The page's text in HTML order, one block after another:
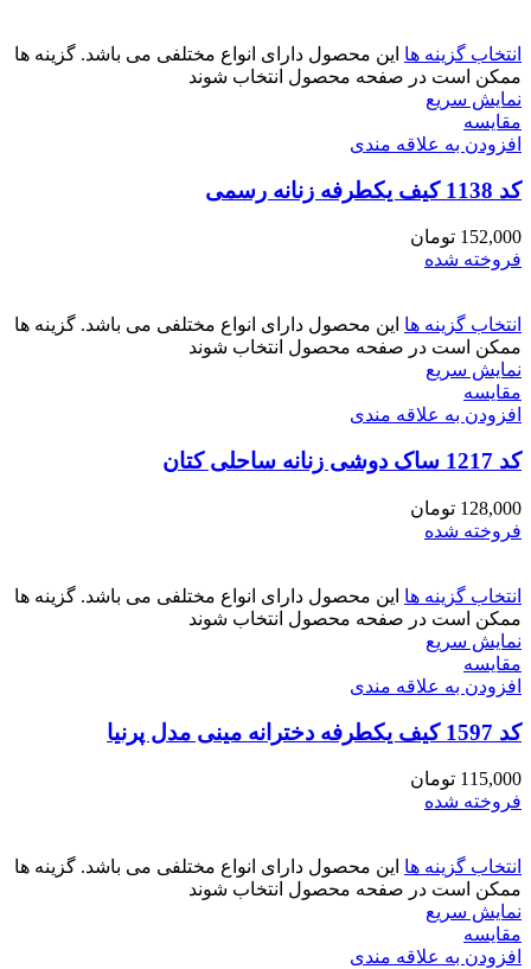
انتخاب گزینه ها این محصول دارای انواع مختلفی می باشد. گزینه ها
ممکن است در صفحه محصول انتخاب شوند
نمایش سریع
مقايسه
افزودن به علاقه مندی
کد 1138 کیف یکطرفه زنانه رسمی
152,000 تومان
فروخته شده
انتخاب گزینه ها این محصول دارای انواع مختلفی می باشد. گزینه ها
ممکن است در صفحه محصول انتخاب شوند
نمایش سریع
مقايسه
افزودن به علاقه مندی
کد 1217 ساک دوشی زنانه ساحلی کتان
128,000 تومان
فروخته شده
انتخاب گزینه ها این محصول دارای انواع مختلفی می باشد. گزینه ها
ممکن است در صفحه محصول انتخاب شوند
نمایش سریع
مقايسه
افزودن به علاقه مندی
کد 1597 کیف یکطرفه دخترانه مینی مدل پرنیا
115,000 تومان
فروخته شده
انتخاب گزینه ها این محصول دارای انواع مختلفی می باشد. گزینه ها
ممکن است در صفحه محصول انتخاب شوند
نمایش سریع
مقايسه
افزودن به علاقه مندی